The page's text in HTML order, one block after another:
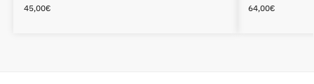
45,00€ 64,00€